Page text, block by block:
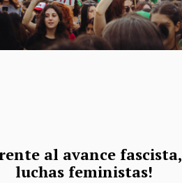
al avance fascista,
luchas feministas!